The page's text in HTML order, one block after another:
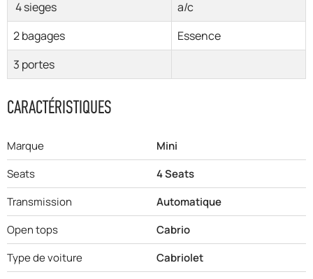
4 sieges
a/c
2 bagages
Essence
3 portes
CARACTÉRISTIQUES
Marque
Mini
Seats
4 Seats
Transmission
Automatique
Open tops
Cabrio
Type de voiture
Cabriolet